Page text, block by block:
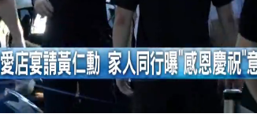
Loaded
47.27%